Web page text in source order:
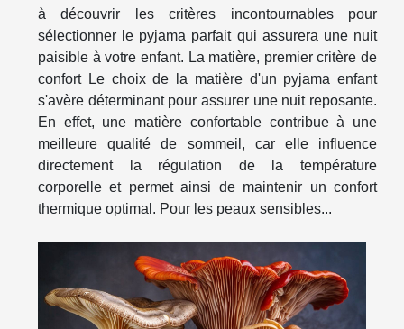
à découvrir les critères incontournables pour
sélectionner le pyjama parfait qui assurera une nuit
paisible à votre enfant. La matière, premier critère de
confort Le choix de la matière d'un pyjama enfant
s'avère déterminant pour assurer une nuit reposante.
En effet, une matière confortable contribue à une
meilleure qualité de sommeil, car elle influence
directement la régulation de la température
corporelle et permet ainsi de maintenir un confort
thermique optimal. Pour les peaux sensibles...